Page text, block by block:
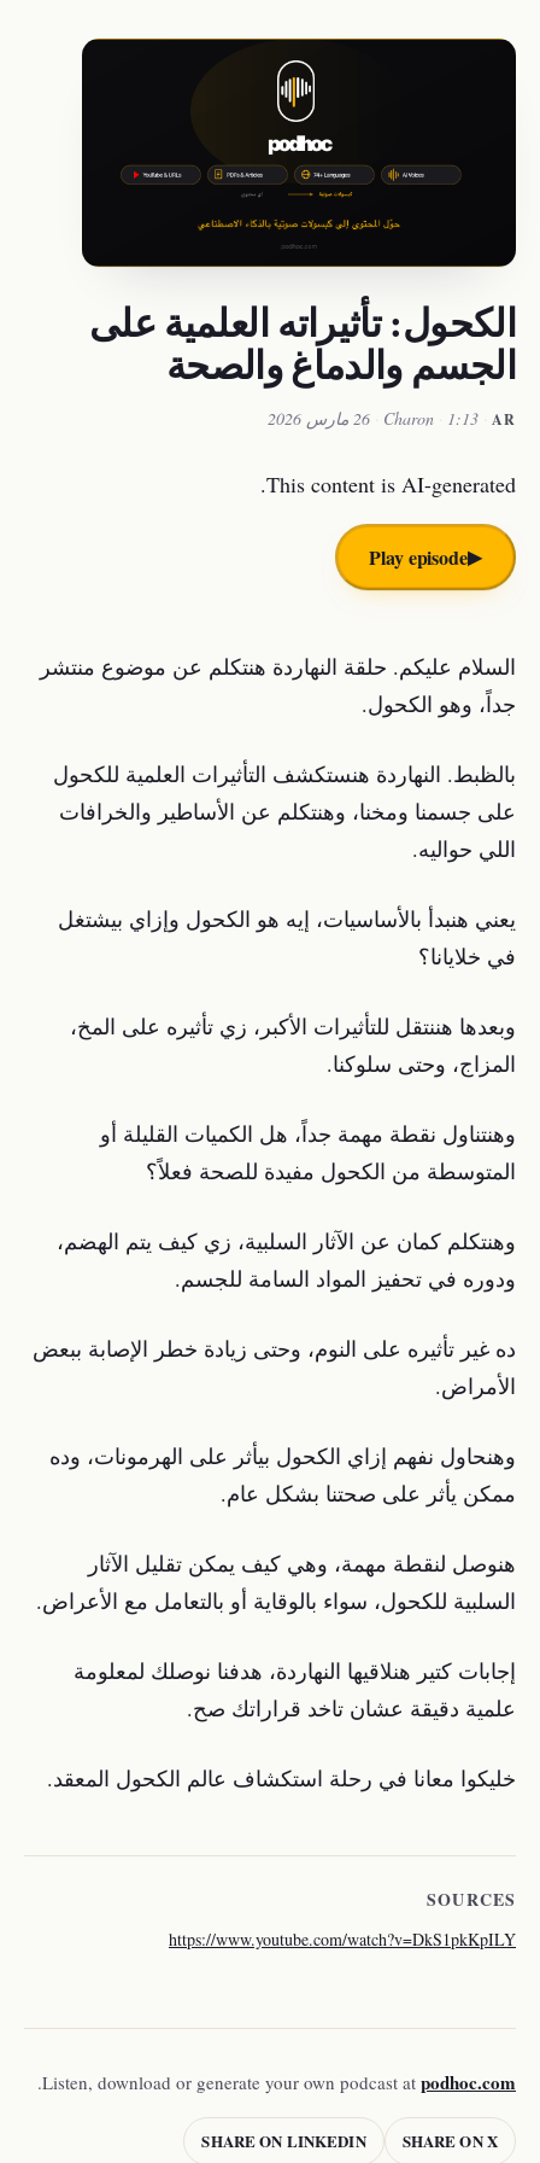
الكحول: تأثيراته العلمية على
الجسم والدماغ والصحة
AR
·
1:13
·
Charon
· 26 مارس 2026
This content is AI-generated.
▶︎
Play episode
السلام عليكم. حلقة النهاردة هنتكلم عن موضوع منتشر
جداً، وهو الكحول.
بالظبط. النهاردة هنستكشف التأثيرات العلمية للكحول
على جسمنا ومخنا، وهنتكلم عن الأساطير والخرافات
اللي حواليه.
يعني هنبدأ بالأساسيات، إيه هو الكحول وإزاي بيشتغل
في خلايانا؟
وبعدها هننتقل للتأثيرات الأكبر، زي تأثيره على المخ،
المزاج، وحتى سلوكنا.
وهنتناول نقطة مهمة جداً، هل الكميات القليلة أو
المتوسطة من الكحول مفيدة للصحة فعلاً؟
وهنتكلم كمان عن الآثار السلبية، زي كيف يتم الهضم،
ودوره في تحفيز المواد السامة للجسم.
ده غير تأثيره على النوم، وحتى زيادة خطر الإصابة ببعض
الأمراض.
وهنحاول نفهم إزاي الكحول بيأثر على الهرمونات، وده
ممكن يأثر على صحتنا بشكل عام.
هنوصل لنقطة مهمة، وهي كيف يمكن تقليل الآثار
السلبية للكحول، سواء بالوقاية أو بالتعامل مع الأعراض.
إجابات كتير هنلاقيها النهاردة، هدفنا نوصلك لمعلومة
علمية دقيقة عشان تاخد قراراتك صح.
خليكوا معانا في رحلة استكشاف عالم الكحول المعقد.
SOURCES
https://www.youtube.com/watch?v=DkS1pkKpILY
Listen, download or generate your own podcast at podhoc.com
.
SHARE ON X
SHARE ON LINKEDIN